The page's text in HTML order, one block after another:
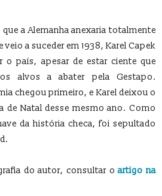
a Alemanha anexaria totalmente
a suceder em 1938, Karel Capek
o país, apesar de estar ciente que
alvos a abater pela Gestapo.
chegou primeiro, e Karel deixou o
de Natal desse mesmo ano. Como
da história checa, foi sepultado
do autor, consultar oartigo na